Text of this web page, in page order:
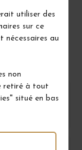
utiliser des
sur ce
nécessaires au
non
retiré à tout
situé en bas